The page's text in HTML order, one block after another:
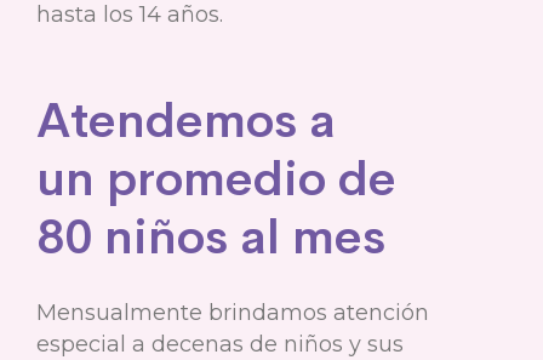
hasta los 14 años.
Atendemos a
un promedio de
80 niños al mes
Mensualmente brindamos atención
especial a decenas de niños y sus